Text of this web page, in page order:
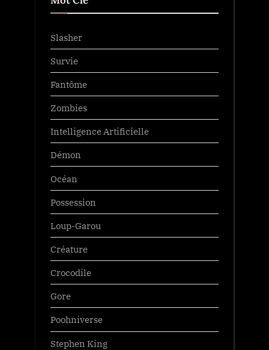
Slasher
Survie
Fantôme
Zombies
Intelligence Artificielle
Démon
Océan
Possession
Loup-Garou
Créature
Crocodile
Gore
Poohniverse
Stephen King